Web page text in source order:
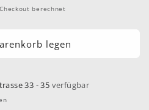
berechnet
legen
33 - 35 verfügbar